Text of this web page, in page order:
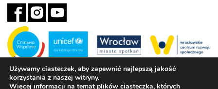
Zadanie realizowane ze środków Gminy Wrocław w partnerstwie z
Funduszem Narodów Zjednoczonych na Rzecz Dzieci (UNICEF)
Używamy ciasteczek, aby zapewnić najlepszą jakość
korzystania z naszej witryny.
Więcej informacji na temat plików ciasteczka, których